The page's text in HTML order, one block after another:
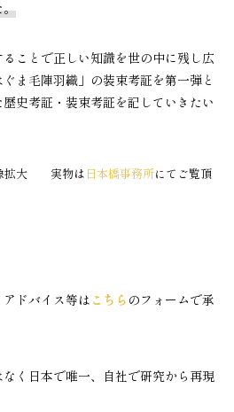
。
ことで正しい知識を世の中に残し広
ま毛陣羽織」の装束考証を第一弾と
史考証・装束考証を記していきたい
拡大 実物は 日本橋事務所にてご覧頂
ドバイス等は こちら のフォームで承
く日本で唯一、自社で研究から再現